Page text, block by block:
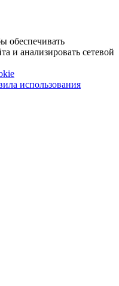
обеспечивать
и анализировать сетевой
использования